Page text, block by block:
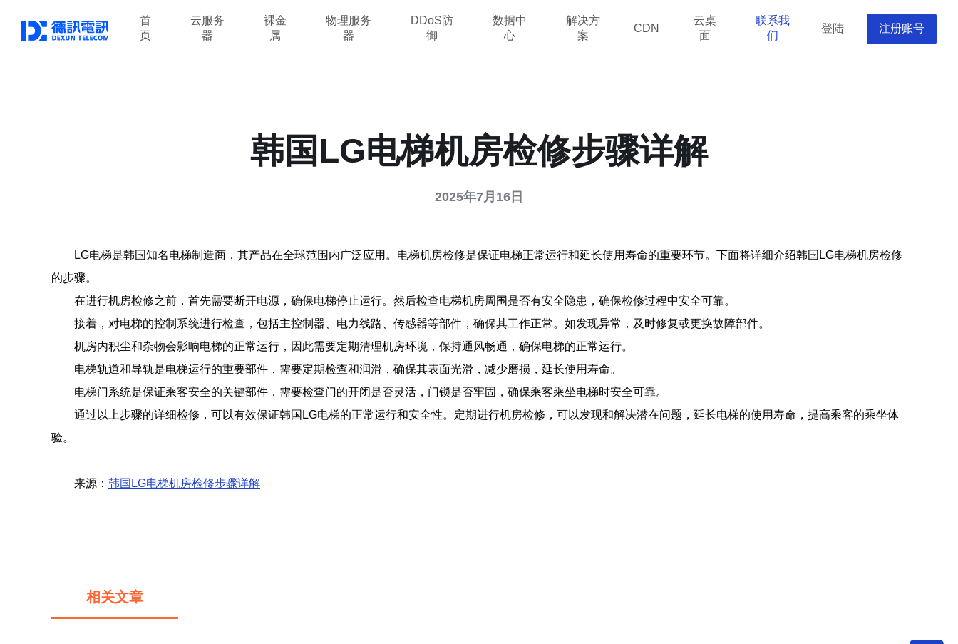
首
页
云服务
器
裸金
属
物理服务
器
DDoS防
御
数据中
心
解决方
案
CDN
云桌
面
联系我
们
登陆 注册账号
韩国LG电梯机房检修步骤详解
2025年7月16日
LG电梯是韩国知名电梯制造商，其产品在全球范围内广泛应用。电梯机房检修是保证电梯正常运行和延长使用寿命的重要环节。下面将详细介绍韩国LG电梯机房检修
的步骤。
在进行机房检修之前，首先需要断开电源，确保电梯停止运行。然后检查电梯机房周围是否有安全隐患，确保检修过程中安全可靠。
接着，对电梯的控制系统进行检查，包括主控制器、电力线路、传感器等部件，确保其工作正常。如发现异常，及时修复或更换故障部件。
机房内积尘和杂物会影响电梯的正常运行，因此需要定期清理机房环境，保持通风畅通，确保电梯的正常运行。
电梯轨道和导轨是电梯运行的重要部件，需要定期检查和润滑，确保其表面光滑，减少磨损，延长使用寿命。
电梯门系统是保证乘客安全的关键部件，需要检查门的开闭是否灵活，门锁是否牢固，确保乘客乘坐电梯时安全可靠。
通过以上步骤的详细检修，可以有效保证韩国LG电梯的正常运行和安全性。定期进行机房检修，可以发现和解决潜在问题，延长电梯的使用寿命，提高乘客的乘坐体
验。
来源： 韩国LG电梯机房检修步骤详解
相关文章